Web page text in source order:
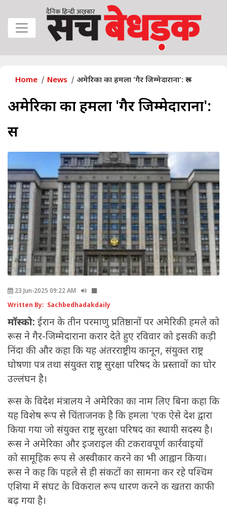
Home News अमेरिका का हमला 'गैर जिम्मेदाराना': रूस
अमेरिका का हमला 'गैर जिम्मेदाराना':
रूस
23 Jun-2025 09:22 AM
Written By: Sachbedhadakdaily
मॉस्को: ईरान के तीन परमाणु प्रतिष्ठानों पर अमेरिकी हमले को
रूस ने गैर-जिम्मेदाराना करार देते हुए रविवार को इसकी कड़ी
निंदा की और कहा कि यह अंतरराष्ट्रीय कानून, संयुक्त राष्ट्र
घोषणा पत्र तथा संयुक्त राष्ट्र सुरक्षा परिषद के प्रस्तावों का घोर
उल्लंघन है।
रूस के विदेश मंत्रालय ने अमेरिका का नाम लिए बिना कहा कि
यह विशेष रूप से चिंताजनक है कि हमला 'एक ऐसे देश द्वारा
किया गया जो संयुक्त राष्ट्र सुरक्षा परिषद का स्थायी सदस्य है।
रूस ने अमेरिका और इजराइल की टकरावपूर्ण कार्रवाइयों
को सामूहिक रूप से अस्वीकार करने का भी आह्वान किया।
रूस ने कह कि पहले से ही संकटों का सामना कर रहे पश्चिम
एशिया में संघट के विकराल रूप धारण करने क खतरा काफी
बढ़ गया है।